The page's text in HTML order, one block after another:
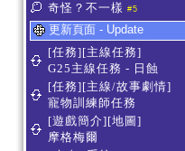
奇怪？不一樣 #5
更新頁面 - Update
[任務][主線任務]
G25主線任務 - 日蝕
[任務][主線/故事劇情]
寵物訓練師任務
[遊戲簡介][地圖]
摩格梅爾